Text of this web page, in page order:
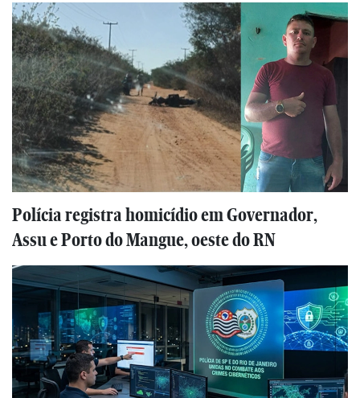
Polícia registra homicídio em Governador,
Assu e Porto do Mangue, oeste do RN